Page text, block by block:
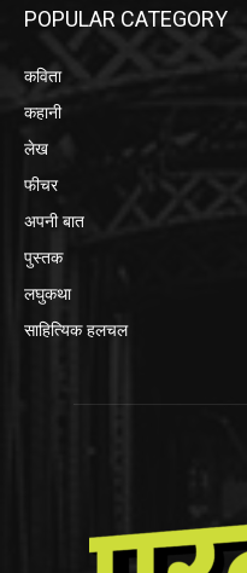
POPULAR CATEGORY
कविता
कहानी
लेख
फीचर
अपनी बात
पुस्तक
लघुकथा
साहित्यिक हलचल